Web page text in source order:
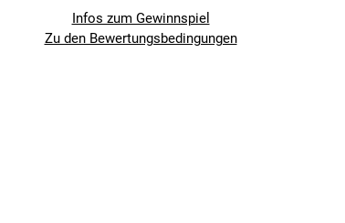
Infos zum Gewinnspiel
Zu den Bewertungsbedingungen